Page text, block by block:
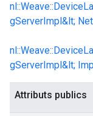
gServerImpl&lt;
gServerImpl&lt;
Attributs publics